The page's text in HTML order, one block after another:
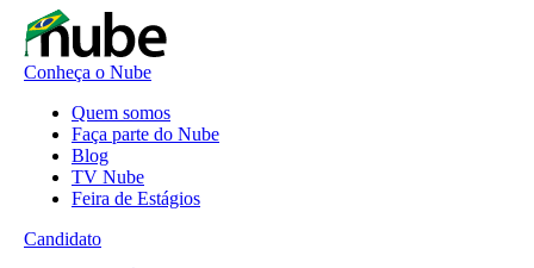
Conheça o Nube
Quem somos
Faça parte do Nube
Blog
TV Nube
Feira de Estágios
Candidato